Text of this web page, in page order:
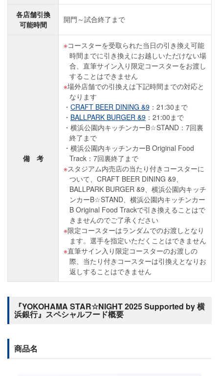
各店舗引換
可能時間
開門～試合終了まで
備 考
コースターを受取られた当日の引き換え可能
時間までに引き換えにお越しいただけない場
合、直筆サイン入り限定コースターをお渡し
することはできません
場外店舗での引換えは下記時間までの対応と
なります
CRAFT BEER DINING &9 ：21:30まで
BALLPARK BURGER &9 ：21:00まで
横浜公園内キッチンカーB☆STAND：7回裏
終了まで
横浜公園内キッチンカーB Original Food
Track：7回裏終了まで
スタジアム内売店の当たり付きコースターに
ついて、CRAFT BEER DINING &9、
BALLPARK BURGER &9、横浜公園内キッチ
ンカーB☆STAND、横浜公園内キッチンカー
B Original Food Trackで引き換えることはで
きませんのでご了承ください
限定コースターはランダムでのお渡しとなり
ます。選手を指定いただくことはできません
直筆サイン入り限定コースターのお渡しの
際、当たり付きコースターは引換えとなりお
返しすることはできません
『YOKOHAMA STAR☆NIGHT 2025 Supported by 横
浜銀行』スペシャルフード概要
商品名